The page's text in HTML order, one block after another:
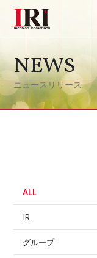
NEWS
ニュースリリース
ALL
IR
グループ